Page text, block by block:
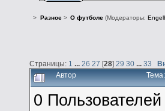
> Разное> О футболе(Модераторы:
Страницы: 1 26 27 [28] 29 30 33
Автор
0